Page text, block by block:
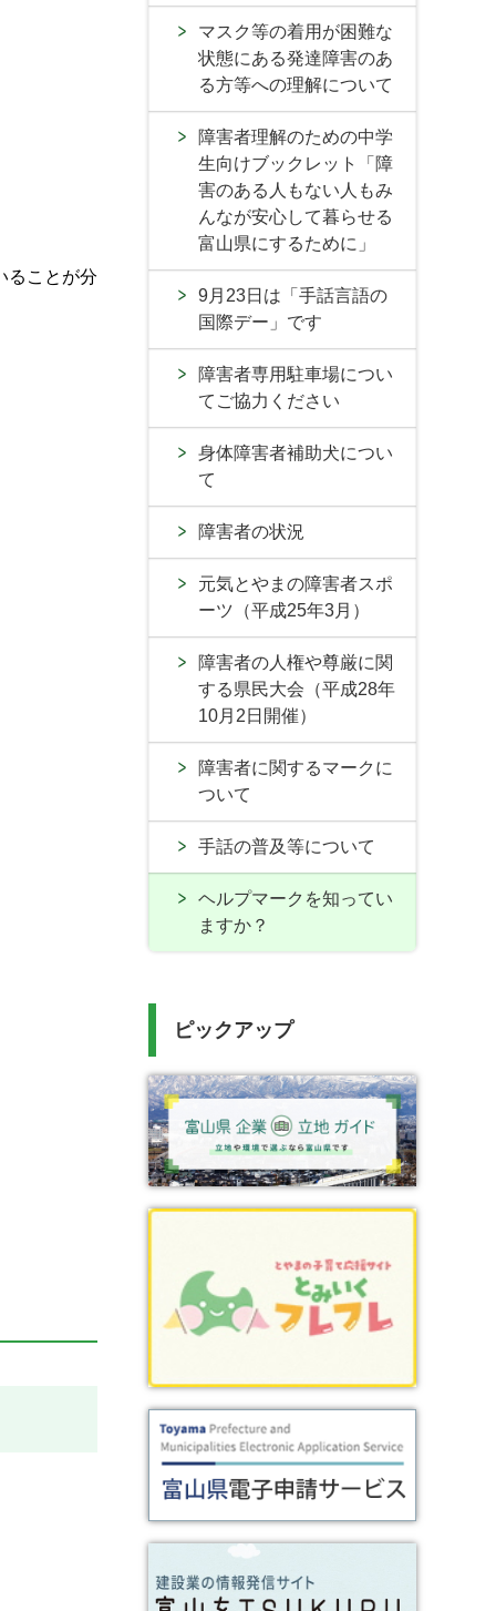
ることが分
マスク等の着用が困難な
状態にある発達障害のあ
る方等への理解について
障害者理解のための中学
生向けブックレット「障
害のある人もない人もみ
んなが安心して暮らせる
富山県にするために」
9月23日は「手話言語の
国際デー」です
障害者専用駐車場につい
てご協力ください
身体障害者補助犬につい
て
障害者の状況
元気とやまの障害者スポ
ーツ（平成25年3月）
障害者の人権や尊厳に関
する県民大会（平成28年
10月2日開催）
障害者に関するマークに
ついて
手話の普及等について
ヘルプマークを知ってい
ますか？
ピックアップ